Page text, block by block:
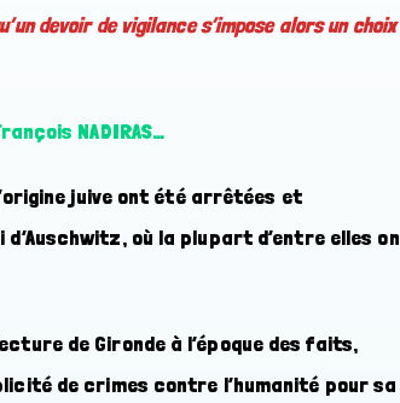
devoir de vigilance s’impose alors un choix
NADIRAS…
juive ont été arrêtées et
où la plupart d’entre elles
de Gironde à l’époque des faits,
de crimes contre l’humanité pour sa